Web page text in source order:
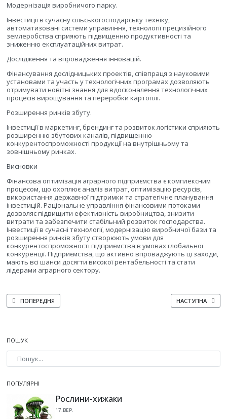
Модернізація виробничого парку.
Інвестиції в сучасну сільськогосподарську техніку,
автоматизовані системи управління, технології прецизійного
землеробства сприяють підвищенню продуктивності та
зниженню експлуатаційних витрат.
Дослідження та впровадження інновацій.
Фінансування дослідницьких проектів, співпраця з науковими
установами та участь у технологічних програмах дозволяють
отримувати новітні знання для вдосконалення технологічних
процесів вирощування та переробки картоплі.
Розширення ринків збуту.
Інвестиції в маркетинг, брендинг та розвиток логістики сприяють
розширенню збутових каналів, підвищенню
конкурентоспроможності продукції на внутрішньому та
зовнішньому ринках.
Висновки
Фінансова оптимізація аграрного підприємства є комплексним
процесом, що охоплює аналіз витрат, оптимізацію ресурсів,
використання державної підтримки та стратегічне планування
інвестицій. Раціональне управління фінансовими потоками
дозволяє підвищити ефективність виробництва, знизити
витрати та забезпечити стабільний розвиток господарства.
Інвестиції в сучасні технології, модернізацію виробничої бази та
розширення ринків збуту створюють умови для
конкурентоспроможності підприємства в умовах глобальної
конкуренції. Підприємства, що активно впроваджують ці заходи,
мають всі шанси досягти високої рентабельності та стати
лідерами аграрного сектору.
ПОПЕРЕДНЯ СТАТТЯ: ВПЛИВ БІОЛОГІЧНИХ АГЕНТІВ НА ВИРОЩУВАННЯ
ПОПЕРЕДНЯ НАСТУПНА
НАСТУПНА
ПОШУК
ПОПУЛЯРНІ
Рослини-хижаки
17.ВЕР.